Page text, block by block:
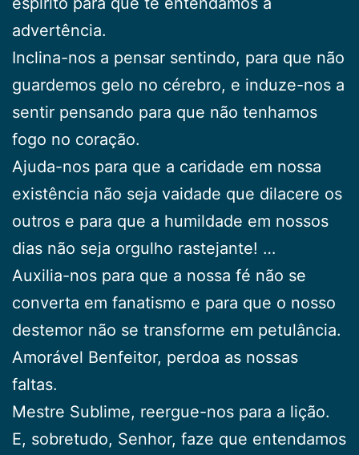
advertência.
Inclina-nos a pensar sentindo, para que não
guardemos gelo no cérebro, e induze-nos a
sentir pensando para que não tenhamos
fogo no coração.
Ajuda-nos para que a caridade em nossa
existência não seja vaidade que dilacere os
outros e para que a humildade em nossos
dias não seja orgulho rastejante! …
Auxilia-nos para que a nossa fé não se
converta em fanatismo e para que o nosso
destemor não se transforme em petulância.
Amorável Benfeitor, perdoa as nossas
faltas.
Mestre Sublime, reergue-nos para a lição.
E, sobretudo, Senhor, faze que entendamos